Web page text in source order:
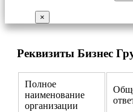
×
Реквизиты Бизнес
Полное
наименование
организации